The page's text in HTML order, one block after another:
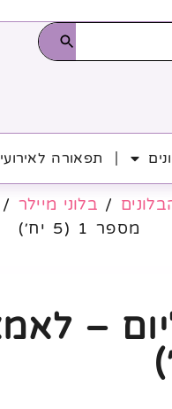
תפאורה
/ בלוני מיילר /
מספר 1 (5 יח׳)
–